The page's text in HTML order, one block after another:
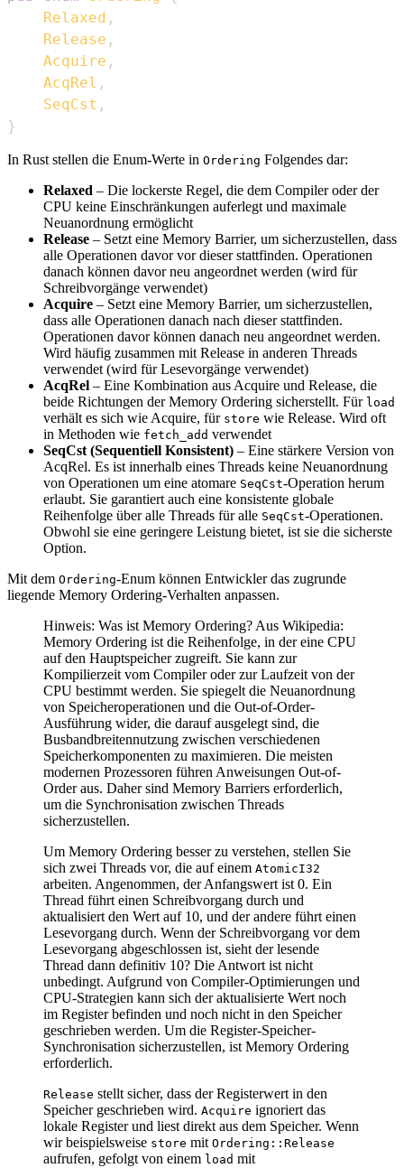
Relaxed ,
Release ,
Acquire ,
AcqRel ,
SeqCst ,
}
In Rust stellen die Enum-Werte in Ordering Folgendes dar:
Relaxed – Die lockerste Regel, die dem Compiler oder der
CPU keine Einschränkungen auferlegt und maximale
Neuanordnung ermöglicht
Release – Setzt eine Memory Barrier, um sicherzustellen, dass
alle Operationen davor vor dieser stattfinden. Operationen
danach können davor neu angeordnet werden (wird für
Schreibvorgänge verwendet)
Acquire – Setzt eine Memory Barrier, um sicherzustellen,
dass alle Operationen danach nach dieser stattfinden.
Operationen davor können danach neu angeordnet werden.
Wird häufig zusammen mit Release in anderen Threads
verwendet (wird für Lesevorgänge verwendet)
AcqRel – Eine Kombination aus Acquire und Release, die
beide Richtungen der Memory Ordering sicherstellt. Für load
verhält es sich wie Acquire, für store wie Release. Wird oft
in Methoden wie fetch_add verwendet
SeqCst (Sequentiell Konsistent) – Eine stärkere Version von
AcqRel. Es ist innerhalb eines Threads keine Neuanordnung
von Operationen um eine atomare SeqCst-Operation herum
erlaubt. Sie garantiert auch eine konsistente globale
Reihenfolge über alle Threads für alle SeqCst-Operationen.
Obwohl sie eine geringere Leistung bietet, ist sie die sicherste
Option.
Mit dem Ordering-Enum können Entwickler das zugrunde
liegende Memory Ordering-Verhalten anpassen.
Hinweis: Was ist Memory Ordering? Aus Wikipedia:
Memory Ordering ist die Reihenfolge, in der eine CPU
auf den Hauptspeicher zugreift. Sie kann zur
Kompilierzeit vom Compiler oder zur Laufzeit von der
CPU bestimmt werden. Sie spiegelt die Neuanordnung
von Speicheroperationen und die Out-of-Order-
Ausführung wider, die darauf ausgelegt sind, die
Busbandbreitennutzung zwischen verschiedenen
Speicherkomponenten zu maximieren. Die meisten
modernen Prozessoren führen Anweisungen Out-of-
Order aus. Daher sind Memory Barriers erforderlich,
um die Synchronisation zwischen Threads
sicherzustellen.
Um Memory Ordering besser zu verstehen, stellen Sie
sich zwei Threads vor, die auf einem AtomicI32
arbeiten. Angenommen, der Anfangswert ist 0. Ein
Thread führt einen Schreibvorgang durch und
aktualisiert den Wert auf 10, und der andere führt einen
Lesevorgang durch. Wenn der Schreibvorgang vor dem
Lesevorgang abgeschlossen ist, sieht der lesende
Thread dann definitiv 10? Die Antwort ist nicht
unbedingt. Aufgrund von Compiler-Optimierungen und
CPU-Strategien kann sich der aktualisierte Wert noch
im Register befinden und noch nicht in den Speicher
geschrieben werden. Um die Register-Speicher-
Synchronisation sicherzustellen, ist Memory Ordering
erforderlich.
Release stellt sicher, dass der Registerwert in den
Speicher geschrieben wird. Acquire ignoriert das
lokale Register und liest direkt aus dem Speicher. Wenn
wir beispielsweise store mit Ordering::Release
aufrufen, gefolgt von einem load mit